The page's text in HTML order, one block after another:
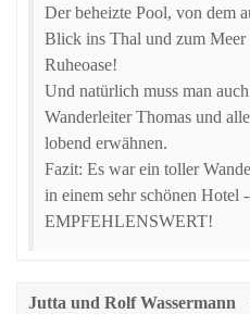
Der beheizte Pool, von dem
Blick ins Thal und zum Meer
Ruheoase!
Und natürlich muss man
Wanderleiter Thomas und
lobend erwähnen.
Fazit: Es war ein toller
in einem sehr schönen Hotel
EMPFEHLENSWERT!
Jutta und Rolf Wassermann